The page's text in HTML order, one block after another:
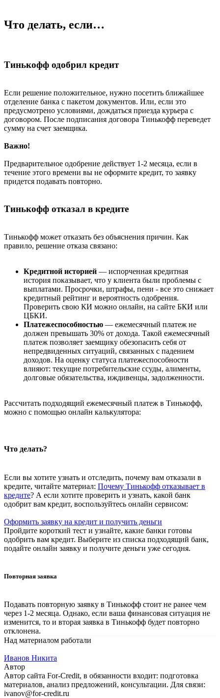
Что делать, если…
Тинькофф одобрил кредит
Если решение положительное, нужно посетить ближайшее
отделение банка с пакетом документов. Или, если это
предусмотрено условиями, дождаться приезда курьера с
договором. После подписания договора Тинькофф переведет
сумму на счет заемщика.
Важно!
Предварительное одобрение действует 1-2 месяца, если в
течение этого времени вы не оформите кредит, то заявку
придется подавать повторно.
Тинькофф отказал в кредите
Тинькофф может отказать без объяснения причин. Как
правило, решение отказа связано:
Кредитной историей — испорченная кредитная
история показывает, что у клиента были проблемы с
выплатами. Просрочки, штрафы, пени - все это снижает
кредитный рейтинг и вероятность одобрения.
Проверить свою КИ можно онлайн, на сайте БКИ или
ЦБКИ.
Платежеспособностью — ежемесячный платеж не
должен превышать 30% от дохода. Такой ежемесячный
платеж позволяет заемщику обезопасить себя от
непредвиденных ситуаций, связанных с падением
доходов. На оценку статуса платежеспособности
влияют: текущие потребительские ссуды, алименты,
долговые обязательства, иждивенцы, задолженности.
Рассчитать подходящий ежемесячный платеж в Тинькофф,
можно с помощью онлайн калькулятора:
Что делать?
Если вы хотите узнать и отследить, почему вам отказали в
кредите, читайте материал: Почему Тинькофф отказывает в
кредите? А если хотите проверить и узнать, какой банк
одобрит вам кредит, воспользуйтесь онлайн сервисом:
Оформить заявку на кредит и получить деньги
Пройдите короткий тест и узнайте, какие банки готовы
одобрить вам кредит. Выберите из списка подходящий банк,
подайте онлайн заявку и получите деньги уже сегодня.
Повторная заявка
Подавать повторную заявку в Тинькофф стоит не ранее чем
через 1-2 месяца. Однако, если ваша финансовая ситуация не
изменится, то и вторая заявка в Тинькофф будет повторно
отклонена.
Над материалом работали
Иванов Никита
Автор
Автор сайта For-Credit, в обязанности входит: подготовка
материалов, анализ предложений, консультации. Для связи:
ivanov@for-credit.ru